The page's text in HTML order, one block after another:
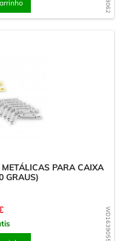
WD1639055834
PARA CAIXA
GRAUS)